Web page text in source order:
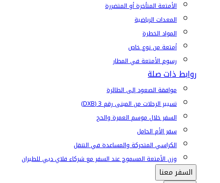
الأمتعة المتأخرة أو المتضررة
المعدات الرياضية
المواد الخطرة
أمتعة من نوع خاص
رسوم الأمتعة في المطار
روابط ذات صلة
موافقة الصعود إلى الطائرة
تسيير الرحلات من المبنى رقم 3 (DXB)
السفر خلال موسم العمرة والحج
سفر الأم الحامل
الكراسي المتحركة والمساعدة في التنقل
وزن الأمتعة المسموح عند السفر مع شركاء فلاي دبي للطيران
السفر معنا